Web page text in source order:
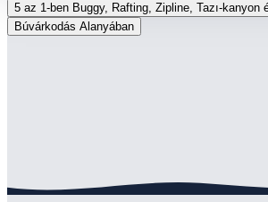
5 az 1-ben Buggy, Rafting, Zipline, Tazı-kanyon
Búvárkodás Alanyában